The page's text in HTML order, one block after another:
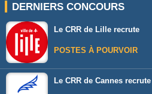
DERNIERS CONCOURS
Le CRR de Lille recrute
POSTES À POURVOIR
Le CRR de Cannes recrute